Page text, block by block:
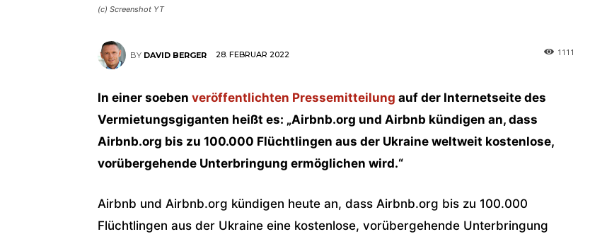
(c) Screenshot YT
BY DAVID BERGER 28. FEBRUAR 2022 1111
In einer soeben veröffentlichten Pressemitteilung auf der Internetseite des
Vermietungsgiganten heißt es: „Airbnb.org und Airbnb kündigen an, dass
Airbnb.org bis zu 100.000 Flüchtlingen aus der Ukraine weltweit kostenlose,
vorübergehende Unterbringung ermöglichen wird.“
Airbnb und Airbnb.org kündigen heute an, dass Airbnb.org bis zu 100.000
Flüchtlingen aus der Ukraine eine kostenlose, vorübergehende Unterbringung